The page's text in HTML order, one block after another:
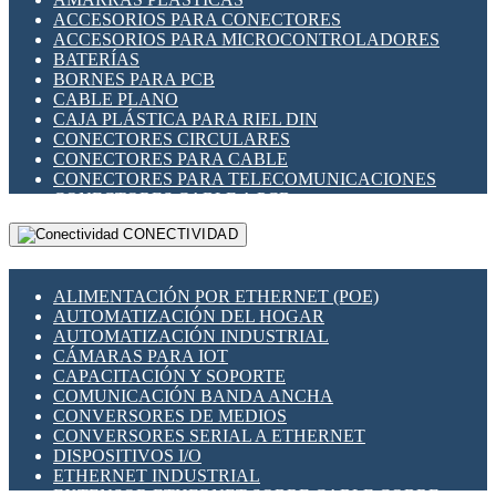
INDICADORES PARA PANEL
INTERFACES DE RELÉ
INTERRUPTORES FIN DE CARRERA
LLAVES CONMUTADORAS
MEDIDORES DE ENERGÍA Y TC'S DE CORRIENTE
MOTORES PASO A PASO
PANTALLAS HMI
PLC -CONTROLADORES LÓGICO PROGRAMABLES
PROGRAMADORES DE HORARIO
RELÉS DE PROTECCIÓN
SENSORES CAPACITIVOS
SENSORES INDUCTIVOS
TEMPORIZADORES
VARIACS
VARIADORES DE FRECUENCIA [VDF]
SECCIONADORES - INTERRUPTORES
MAQUINARIA
ACCESORIOS PARA CONECTORES
ACCESORIOS PARA MICROCONTROLADORES
BATERÍAS
BORNES PARA PCB
CABLE PLANO
CAJA PLÁSTICA PARA RIEL DIN
CONECTORES CIRCULARES
CONECTORES PARA CABLE
CONECTORES PARA TELECOMUNICACIONES
CONECTORES CABLE A PCB
CONECTORES PCB A CABLE
DIP SWITCHES
HERRAMIENTAS VARIAS
ILUMINACIÓN LED
INTERRUPTORES REED
INTERFACES DE RELÉ
OTROS RELÉS
PROTECCIÓN TÉRMICA
RELÉS AUTOMOTRICES
RELÉS DE SEÑAL
RELÉS DE ESTADO SÓLIDO SSR
RELÉS INDUSTRIALES
CONECTIVIDAD
ALIMENTACIÓN POR ETHERNET (POE)
AUTOMATIZACIÓN DEL HOGAR
AUTOMATIZACIÓN INDUSTRIAL
CÁMARAS PARA IOT
CAPACITACIÓN Y SOPORTE
COMUNICACIÓN BANDA ANCHA
CONVERSORES DE MEDIOS
CONVERSORES SERIAL A ETHERNET
DISPOSITIVOS I/O
ETHERNET INDUSTRIAL